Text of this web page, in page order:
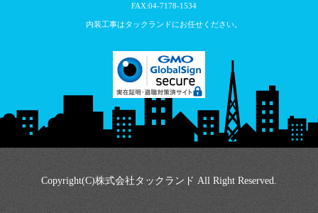
FAX:04-7178-1534
内装工事はタックランドにお任せください。
Copyright(C)株式会社タックランド All Right Reserved.